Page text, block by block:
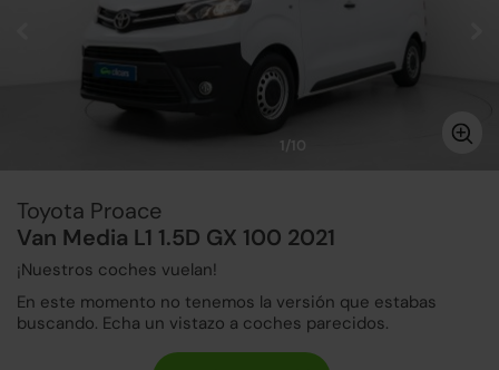
1/10
Toyota Proace
Van Media L1 1.5D GX 100 2021
¡Nuestros coches vuelan!
En este momento no tenemos la versión que estabas
buscando. Echa un vistazo a coches parecidos.